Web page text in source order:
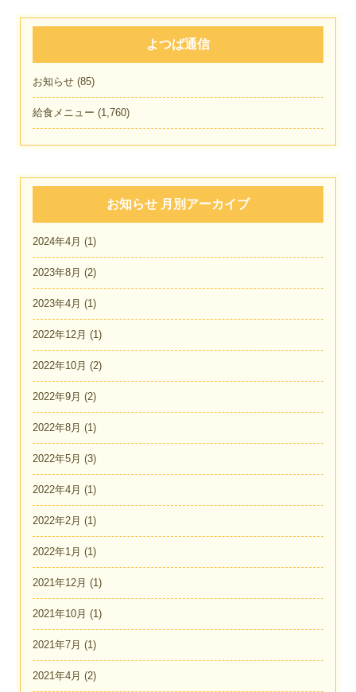
よつば通信
お知らせ (85)
給食メニュー (1,760)
お知らせ 月別アーカイブ
2024年4月 (1)
2023年8月 (2)
2023年4月 (1)
2022年12月 (1)
2022年10月 (2)
2022年9月 (2)
2022年8月 (1)
2022年5月 (3)
2022年4月 (1)
2022年2月 (1)
2022年1月 (1)
2021年12月 (1)
2021年10月 (1)
2021年7月 (1)
2021年4月 (2)